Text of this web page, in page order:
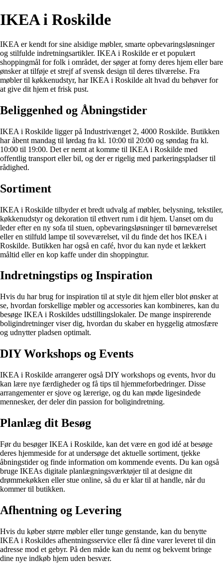
IKEA i Roskilde
IKEA er kendt for sine alsidige møbler, smarte opbevaringsløsninger
og stilfulde indretningsartikler. IKEA i Roskilde er et populært
shoppingmål for folk i området, der søger at forny deres hjem eller bare
ønsker at tilføje et strejf af svensk design til deres tilværelse. Fra
møbler til køkkenudstyr, har IKEA i Roskilde alt hvad du behøver for
at give dit hjem et frisk pust.
Beliggenhed og Åbningstider
IKEA i Roskilde ligger på Industrivænget 2, 4000 Roskilde. Butikken
har åbent mandag til lørdag fra kl. 10:00 til 20:00 og søndag fra kl.
10:00 til 19:00. Det er nemt at komme til IKEA i Roskilde med
offentlig transport eller bil, og der er rigelig med parkeringspladser til
rådighed.
Sortiment
IKEA i Roskilde tilbyder et bredt udvalg af møbler, belysning, tekstiler,
køkkenudstyr og dekoration til ethvert rum i dit hjem. Uanset om du
leder efter en ny sofa til stuen, opbevaringsløsninger til børneværelset
eller en stilfuld lampe til soveværelset, vil du finde det hos IKEA i
Roskilde. Butikken har også en café, hvor du kan nyde et lækkert
måltid eller en kop kaffe under din shoppingtur.
Indretningstips og Inspiration
Hvis du har brug for inspiration til at style dit hjem eller blot ønsker at
se, hvordan forskellige møbler og accessories kan kombineres, kan du
besøge IKEA i Roskildes udstillingslokaler. De mange inspirerende
boligindretninger viser dig, hvordan du skaber en hyggelig atmosfære
og udnytter pladsen optimalt.
DIY Workshops og Events
IKEA i Roskilde arrangerer også DIY workshops og events, hvor du
kan lære nye færdigheder og få tips til hjemmeforbedringer. Disse
arrangementer er sjove og lærerige, og du kan møde ligesindede
mennesker, der deler din passion for boligindretning.
Planlæg dit Besøg
Før du besøger IKEA i Roskilde, kan det være en god idé at besøge
deres hjemmeside for at undersøge det aktuelle sortiment, tjekke
åbningstider og finde information om kommende events. Du kan også
bruge IKEAs digitale planlægningsværktøjer til at designe dit
drømmekøkken eller stue online, så du er klar til at handle, når du
kommer til butikken.
Afhentning og Levering
Hvis du køber større møbler eller tunge genstande, kan du benytte
IKEA i Roskildes afhentningsservice eller få dine varer leveret til din
adresse mod et gebyr. På den måde kan du nemt og bekvemt bringe
dine nye indkøb hjem uden besvær.